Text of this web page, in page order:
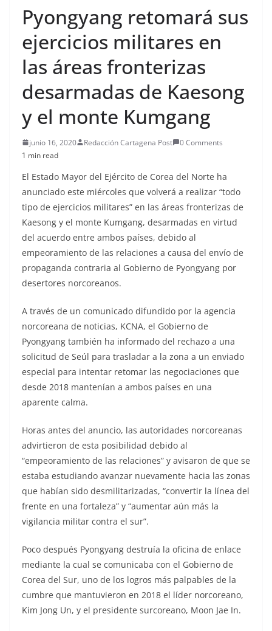
Pyongyang retomará sus
ejercicios militares en
las áreas fronterizas
desarmadas de Kaesong
y el monte Kumgang
junio 16, 2020 Redacción Cartagena Post
0 Comments
1 min read
El Estado Mayor del Ejército de Corea del Norte ha
anunciado este miércoles que volverá a realizar “todo
tipo de ejercicios militares” en las áreas fronterizas de
Kaesong y el monte Kumgang, desarmadas en virtud
del acuerdo entre ambos países, debido al
empeoramiento de las relaciones a causa del envío de
propaganda contraria al Gobierno de Pyongyang por
desertores norcoreanos.
A través de un comunicado difundido por la agencia
norcoreana de noticias, KCNA, el Gobierno de
Pyongyang también ha informado del rechazo a una
solicitud de Seúl para trasladar a la zona a un enviado
especial para intentar retomar las negociaciones que
desde 2018 mantenían a ambos países en una
aparente calma.
Horas antes del anuncio, las autoridades norcoreanas
advirtieron de esta posibilidad debido al
“empeoramiento de las relaciones” y avisaron de que se
estaba estudiando avanzar nuevamente hacia las zonas
que habían sido desmilitarizadas, “convertir la línea del
frente en una fortaleza” y “aumentar aún más la
vigilancia militar contra el sur”.
Poco después Pyongyang destruía la oficina de enlace
mediante la cual se comunicaba con el Gobierno de
Corea del Sur, uno de los logros más palpables de la
cumbre que mantuvieron en 2018 el líder norcoreano,
Kim Jong Un, y el presidente surcoreano, Moon Jae In.